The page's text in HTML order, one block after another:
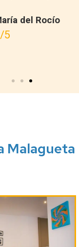
del Rocío
5
Malagueta